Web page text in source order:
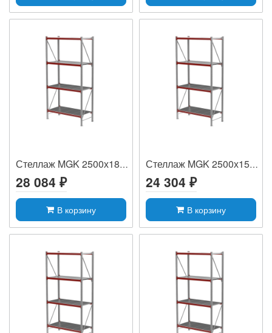
Стеллаж MGK 2500х1800х600, (4 яруса, 300...
28 084 ₽
В корзину
Стеллаж MGK 2500х1500х600, (4 яруса, 350...
24 304 ₽
В корзину